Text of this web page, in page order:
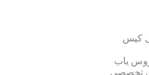
کیس
یاب
تخصصی